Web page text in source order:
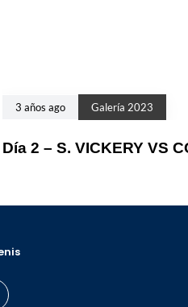
3 años ago Galería 2023
Día 2 – S. VICKERY VS